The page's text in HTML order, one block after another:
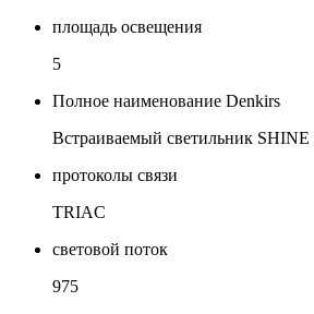
площадь освещения
5
Полное наименование Denkirs
Встраиваемый светильник
протоколы связи
TRIAC
световой поток
975